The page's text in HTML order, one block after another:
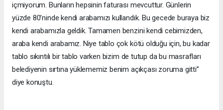
içmiyorum. Bunların hepsinin faturası mevcuttur. Günlerin
yüzde 80’ninde kendi arabamızı kullandık. Bu gecede buraya biz
kendi arabamızla geldik. Tamamen benzini kendi cebimizden,
araba kendi arabamız. Niye tablo çok kötü olduğu için, bu kadar
tablo sıkıntılı bir tablo varken bizim de tutup da bu masrafları
belediyenin sırtına yüklememiz benim açıkçası zoruma gitti’’
diye konuştu.